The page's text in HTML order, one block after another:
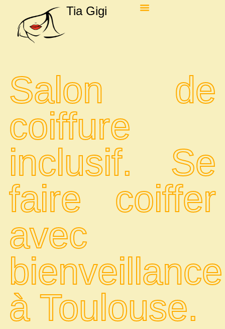
Tia Gigi
Salon de
coiffure
inclusif. Se
faire coiffer
avec
bienveillance
à Toulouse.